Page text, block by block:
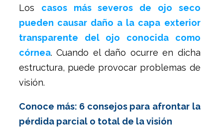
Los casos más severos de ojo seco
pueden causar daño a la capa exterior
transparente del ojo conocida como
córnea. Cuando el daño ocurre en dicha
estructura, puede provocar problemas de
visión.
Conoce más: 6 consejos para afrontar la
pérdida parcial o total de la visión